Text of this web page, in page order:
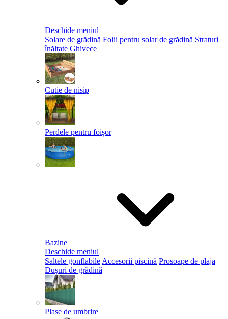
Deschide meniul
Solare de grădină Folii pentru solar de grădină Straturi
înălțate Ghivece
Cutie de nisip
Perdele pentru foișor
Bazine
Deschide meniul
Saltele gonflabile Accesorii piscină Prosoape de plaja
Dușuri de grădină
Plase de umbrire